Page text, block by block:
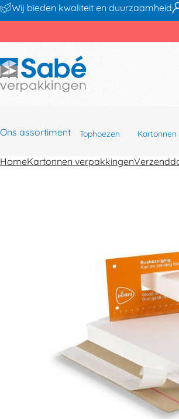
Wij bieden kwaliteit en duurzaamheid
Ons assortiment Tophoezen Kartonnen
HomeKartonnen verpakkingen